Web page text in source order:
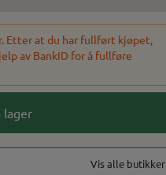
Etter at du har fullført kjøpet,
av BankID for å fullføre
lager
Vis alle butikker